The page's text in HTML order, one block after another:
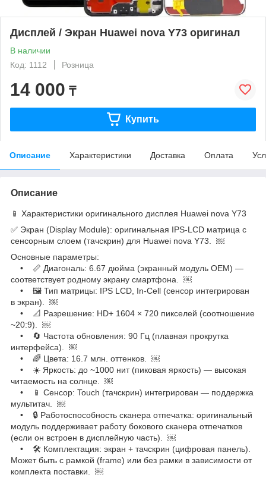
Дисплей / Экран Huawei nova Y73 оригинал
В наличии
Код: 1112
Розница
14 000 ₸
Купить
Описание Характеристики Доставка Оплата
Описание
📱 Характеристики оригинального дисплея Huawei nova Y73
✅ Экран (Display Module): оригинальная IPS-LCD матрица с
сенсорным слоем (тачскрин) для Huawei nova Y73. ￼
Основные параметры:
• 📏 Диагональ: 6.67 дюйма (экранный модуль OEM) —
соответствует родному экрану смартфона. ￼
• 🖼 Тип матрицы: IPS LCD, In-Cell (сенсор интегрирован
в экран). ￼
• 📐 Разрешение: HD+ 1604 × 720 пикселей (соотношение
~20:9). ￼
• 🔄 Частота обновления: 90 Гц (плавная прокрутка
интерфейса). ￼
• 🌈 Цвета: 16.7 млн. оттенков. ￼
• ☀️ Яркость: до ~1000 нит (пиковая яркость) — высокая
читаемость на солнце. ￼
• 📱 Сенсор: Touch (тачскрин) интегрирован — поддержка
мультитач. ￼
• 🔒 Работоспособность сканера отпечатка: оригинальный
модуль поддерживает работу бокового сканера отпечатков
(если он встроен в дисплейную часть). ￼
• 🛠 Комплектация: экран + тачскрин (цифровая панель).
Может быть с рамкой (frame) или без рамки в зависимости от
комплекта поставки. ￼